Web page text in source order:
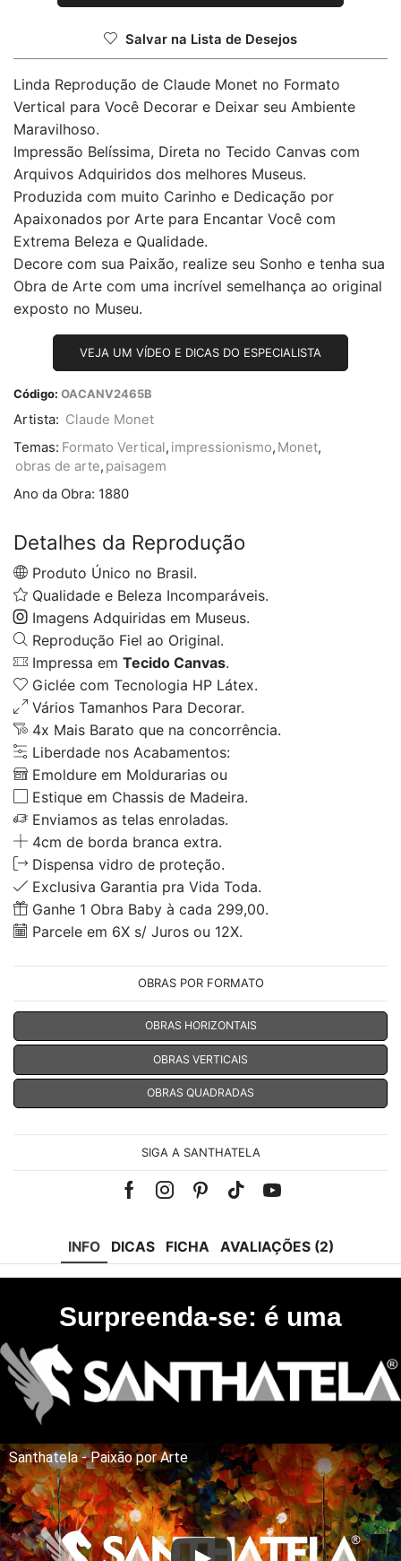
Salvar na Lista de Desejos
Linda Reprodução de Claude Monet no Formato
Vertical para Você Decorar e Deixar seu Ambiente
Maravilhoso.
Impressão Belíssima, Direta no Tecido Canvas com
Arquivos Adquiridos dos melhores Museus.
Produzida com muito Carinho e Dedicação por
Apaixonados por Arte para Encantar Você com
Extrema Beleza e Qualidade.
Decore com sua Paixão, realize seu Sonho e tenha sua
Obra de Arte com uma incrível semelhança ao original
exposto no Museu.
VEJA UM VÍDEO E DICAS DO ESPECIALISTA
Código: OACANV2465B
Artista: Claude Monet
Temas: Formato Vertical, impressionismo, Monet,
obras de arte, paisagem
Ano da Obra: 1880
Detalhes da Reprodução
Produto Único no Brasil.
Qualidade e Beleza Incomparáveis.
Imagens Adquiridas em Museus.
Reprodução Fiel ao Original.
Impressa em Tecido Canvas.
Giclée com Tecnologia HP Látex.
Vários Tamanhos Para Decorar.
4x Mais Barato que na concorrência.
Liberdade nos Acabamentos:
Emoldure em Moldurarias ou
Estique em Chassis de Madeira.
Enviamos as telas enroladas.
4cm de borda branca extra.
Dispensa vidro de proteção.
Exclusiva Garantia pra Vida Toda.
Ganhe 1 Obra Baby à cada 299,00.
Parcele em 6X s/ Juros ou 12X.
OBRAS POR FORMATO
OBRAS HORIZONTAIS
OBRAS VERTICAIS
OBRAS QUADRADAS
SIGA A SANTHATELA
Facebook
Instagram
Pinterest
Tik-Youtube
INFO DICAS FICHA AVALIAÇÕES (2)
Surpreenda-se: é uma
Santhatela - Paixão por Arte